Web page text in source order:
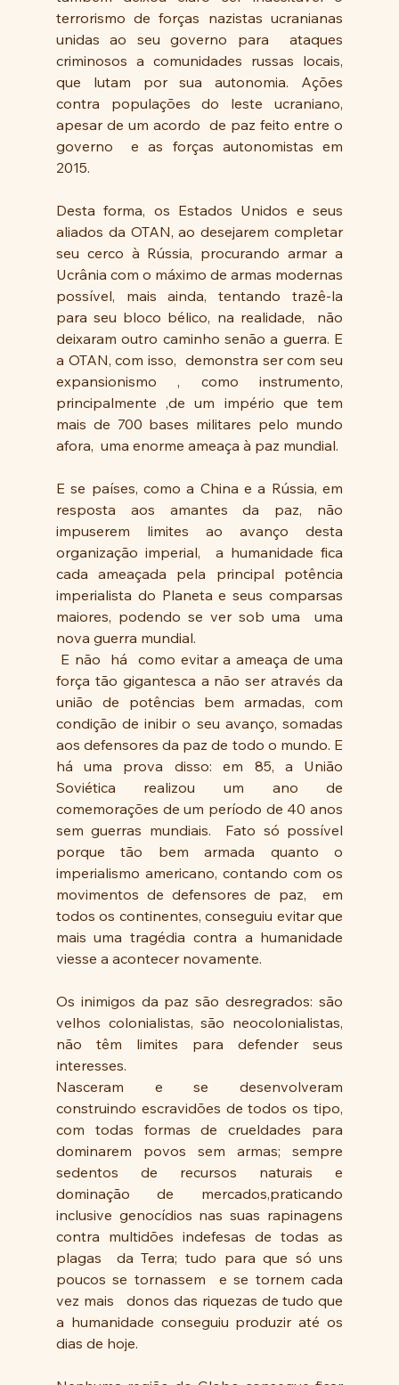
terrorismo de forças nazistas ucranianas
unidas ao seu governo para  ataques
criminosos a comunidades russas locais,
que lutam por sua autonomia. Ações
contra populações do leste ucraniano,
apesar de um acordo  de paz feito entre o
governo  e as forças autonomistas em
2015.
Desta forma, os Estados Unidos e seus
aliados da OTAN, ao desejarem completar
seu cerco à Rússia, procurando armar a
Ucrânia com o máximo de armas modernas
possível, mais ainda, tentando trazê-la
para seu bloco bélico, na realidade,  não
deixaram outro caminho senão a guerra. E
a OTAN, com isso,  demonstra ser com seu
expansionismo , como instrumento,
principalmente ,de um império que tem
mais de 700 bases militares pelo mundo
afora,  uma enorme ameaça à paz mundial.
E se países, como a China e a Rússia, em
resposta aos amantes da paz, não
impuserem limites ao avanço desta
organização imperial,  a humanidade fica
cada ameaçada pela principal potência
imperialista do Planeta e seus comparsas
maiores, podendo se ver sob uma  uma
nova guerra mundial.
força tão gigantesca a não ser através da
união de potências bem armadas, com
condição de inibir o seu avanço, somadas
aos defensores da paz de todo o mundo. E
há uma prova disso: em 85, a União
Soviética realizou um ano de
comemorações de um período de 40 anos
sem guerras mundiais.  Fato só possível
porque tão bem armada quanto o
imperialismo americano, contando com os
movimentos de defensores de paz,  em
todos os continentes, conseguiu evitar que
mais uma tragédia contra a humanidade
viesse a acontecer novamente.
Os inimigos da paz são desregrados: são
velhos colonialistas, são neocolonialistas,
não têm limites para defender seus
interesses.
Nasceram e se desenvolveram
construindo escravidões de todos os tipo,
com todas formas de crueldades para
dominarem povos sem armas; sempre
sedentos de recursos naturais e
dominação de mercados,praticando
inclusive genocídios nas suas rapinagens
contra multidões indefesas de todas as
plagas  da Terra; tudo para que só uns
poucos se tornassem  e se tornem cada
vez mais   donos das riquezas de tudo que
a humanidade conseguiu produzir até os
dias de hoje.